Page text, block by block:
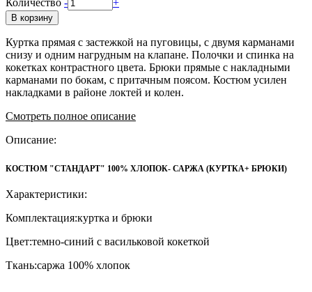
Количество - +
В корзину
Куртка прямая с застежкой на пуговицы, с двумя карманами
снизу и одним нагрудным на клапане. Полочки и спинка на
кокетках контрастного цвета. Брюки прямые с накладными
карманами по бокам, с притачным поясом. Костюм усилен
накладками в районе локтей и колен.
Смотреть полное описание
Описание:
КОСТЮМ "СТАНДАРТ" 100% ХЛОПОК- САРЖА (КУРТКА+ БРЮКИ)
Характеристики:
Комплектация:куртка и брюки
Цвет:темно-синий с васильковой кокеткой
Ткань:саржа 100% хлопок